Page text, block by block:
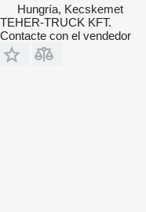
Hungría, Kecskemet
TEHER-TRUCK KFT.
Contacte con el vendedor